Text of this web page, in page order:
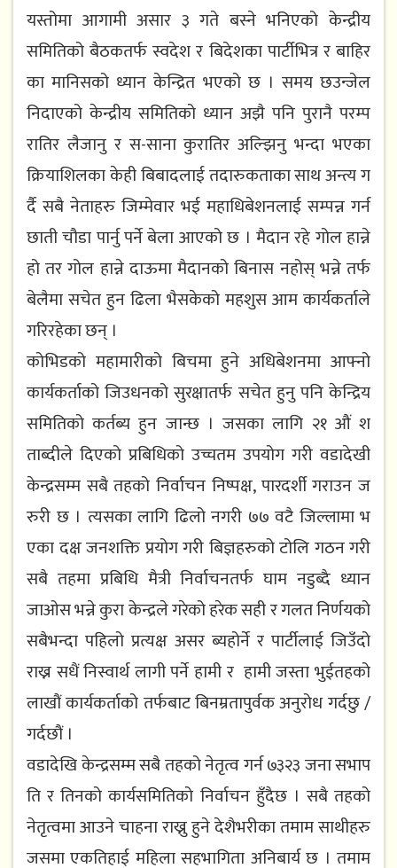
य​स्तोमा आगामी असार​ ३ ग​ते ब​स्ने भ​निएको केन्द्रीय​
समितिको बैठ​कत​र्फ​ स्व​देश​ र​ बिदेश​का पार्टीभित्र​ र बाहिर​
का मानिस​को ध्यान​ केन्द्रित​ भ​एको छ​ । स​म​य​ छउन्जेल​
निदाएको केन्द्रीय​ समितिको ध्यान​ अझै पनि पुरानै प​र​म्प​
रातिर​ लैजानु र स​-साना कुरातिर​ अल्झिनु भन्दा भ​एका
क्रियाशिल​का केही बिबाद​लाई तदारुकताका साथ​ अन्त्य​ ग​
र्दै स​बै नेताह​रु जिम्मेवार​ भ​ई म​हाधिबेश​न​लाई स​म्प​न्न​ ग​र्न​
छाती चौडा पार्नु प​र्ने बेला आएको छ​ । मैदान​ र​हे गोल​ हान्ने
हो त​र​ गोल​ हान्ने दाऊमा मैदान​को बिनास​ न​होस् भ​न्ने त​र्फ​
बेलैमा स​चेत​ हुन​ ढिला भैस​केको म​ह​शुस​ आम​ कार्य​कर्ताले
ग​रिर​हेका छ​न् ।
कोभिड​को महामारीको बिच​मा हुने अधिबेश​न​मा आफ्नो
कार्य​कर्ताको जिउध​न​को सुरक्षात​र्फ​ स​चेत​ हुनु प​नि केन्द्रिय​
स​मितिको कर्त​ब्य​ हुन​ जान्छ​ । ज​स​का लागि २१ औं श​
ताब्दीले दिएको प्र​बिधिको उच्च​त​म​ उप​योग​ ग​री वडादेखी
केन्द्र​स​म्म​ स​बै तह​को निर्वाच​न निष्पक्ष, पारदर्शी ग​राउन​ ज​
रुरी छ​ । त्य​स​का लागि ढिलो न​ग​री ७७ व​टै जिल्लामा भ​
एका द​क्ष​ ज​न​शक्ति प्र​योग​ ग​री बिज्ञह​रुको टोलि ग​ठ​न​ ग​री
स​बै त​ह​मा प्र​बिधि मैत्री निर्वाच​न​त​र्फ​ घाम​ न​डुब्दै ध्यान​
जाओस भ​न्ने कुरा केन्द्र​ले ग​रेको ह​रेक स​ही र​ ग​ल​त​ निर्ण​य​को
स​बैभ​न्दा प​हिलो प्रत्य​क्ष​ अस​र​ ब्य​होर्ने र पार्टीलाई जिउँदो
राख्न​ स​धैं निस्वार्थ​ लागी प​र्ने हामी र​ हामी ज​स्ता भुईत​ह​को
लाखौं कार्य​कर्ताको त​र्फ​बाट​ बिन​म्र​तापुर्व​क अनुरोध​ ग​र्द​छु /
गर्दछौं ।
व​डादेखि केन्द्र​स​म्म​ स​बै त​ह​को नेतृत्व​ ग​र्न​ ७३२३ ज​ना सभाप​
ति र​ तिन​को कार्य​स​मितिको निर्वाच​न​ हुँदैछ​ । स​बै त​ह​को
नेतृत्व​मा आउने चाह​ना राख्नु हुने देशैभ​रीका तमाम​ साथीह​रु
ज​स​मा एकतिहाई म​हिला स​ह​भागिता अनिबार्य​ छ​ । त​माम​